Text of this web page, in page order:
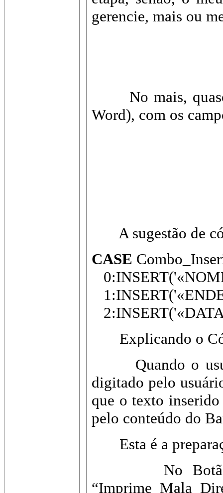
gerencie, mais ou
No mais, quase
Word), com os
A sugestão de
CASE
Explicando o
Quando o
digitado pelo
que o texto
pelo conteúdo do
Esta é a
No Botão